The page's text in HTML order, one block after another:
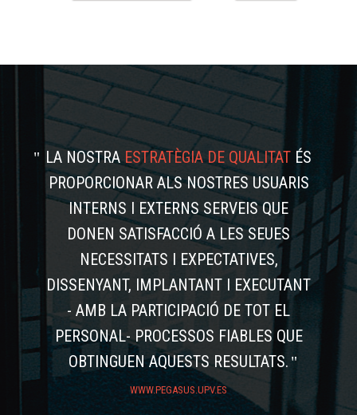
LA NOSTRAESTRATÈGIA DE QUALITAT ÉS
PROPORCIONAR ALS NOSTRES USUARIS
INTERNS I EXTERNS SERVEIS QUE
DONEN SATISFACCIÓ A LES SEUES
NECESSITATS I EXPECTATIVES,
DISSENYANT, IMPLANTANT I EXECUTANT
- AMB LA PARTICIPACIÓ DE TOT EL
PERSONAL- PROCESSOS FIABLES QUE
OBTINGUEN AQUESTS RESULTATS.
WWW.PEGASUS.UPV.ES